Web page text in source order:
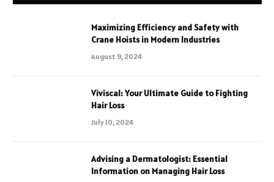
Maximizing Efficiency and Safety with
Crane Hoists in Modern Industries
August 9, 2024
Viviscal: Your Ultimate Guide to Fighting
Hair Loss
July 10, 2024
Advising a Dermatologist: Essential
Information on Managing Hair Loss